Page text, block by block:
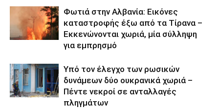
Φωτιά στην Αλβανία: Εικόνες
καταστροφής έξω από τα Τίρανα –
Εκκενώνονται χωριά, μία σύλληψη
για εμπρησμό
Υπό τον έλεγχο των ρωσικών
δυνάμεων δύο ουκρανικά χωριά –
Πέντε νεκροί σε ανταλλαγές
πληγμάτων